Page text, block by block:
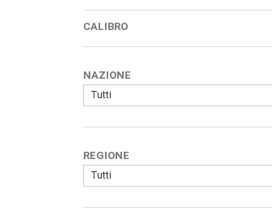
CALIBRO
NAZIONE
Tutti
REGIONE
Tutti